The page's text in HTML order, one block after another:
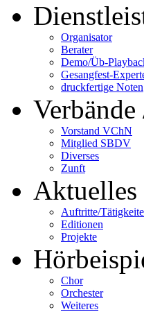
Organisator
Berater
Demo/Üb-
Gesangfest-
druckfertige Noten
Vorstand VChN
Mitglied SBDV
Diverses
Zunft
Aktuelles
Auftritte/
Editionen
Projekte
Chor
Orchester
Weiteres